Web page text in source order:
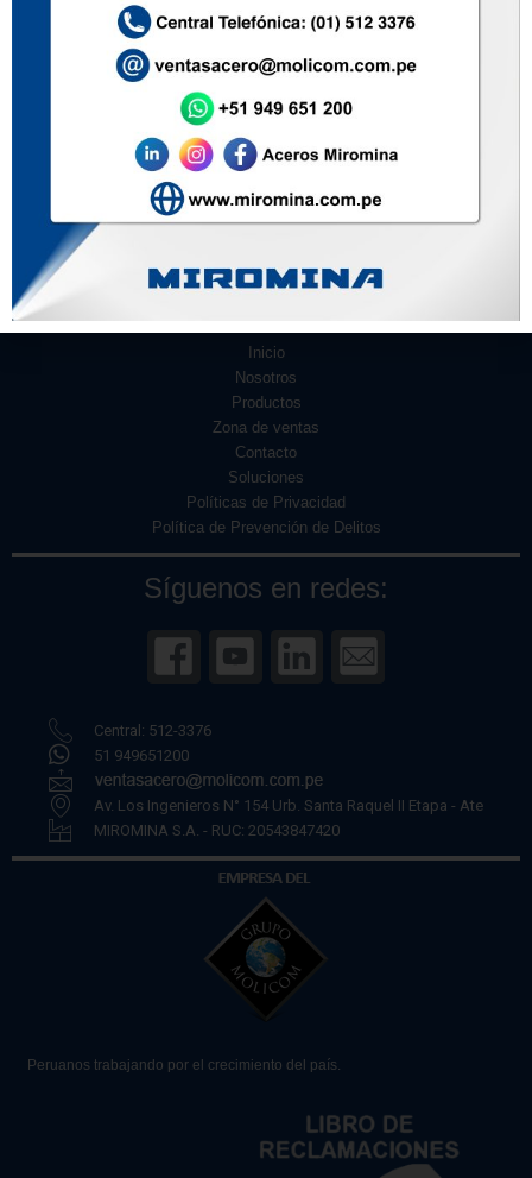
otorgará constancia de participación. En
realizará el 14 y 15 replicas relojes de marzo en la Comisaría de la
Mujer, inscripciones: 947 414 467
se dará el 21 y 23 de marzo en el Palacio Municipal,
inscripciones: 948 134 363. El Horario para las 02 fechas es: 6:30pm
Inicio
Nosotros
Productos
Zona de ventas
Contacto
Soluciones
Políticas de Privacidad
Política de Prevención de Delitos
Síguenos en redes:
Central: 512-3376
51 949651200
Av. Los Ingenieros N° 154 Urb. Santa Raquel II Etapa - Ate
MIROMINA S.A. - RUC: 20543847420
Peruanos trabajando por el crecimiento del país.